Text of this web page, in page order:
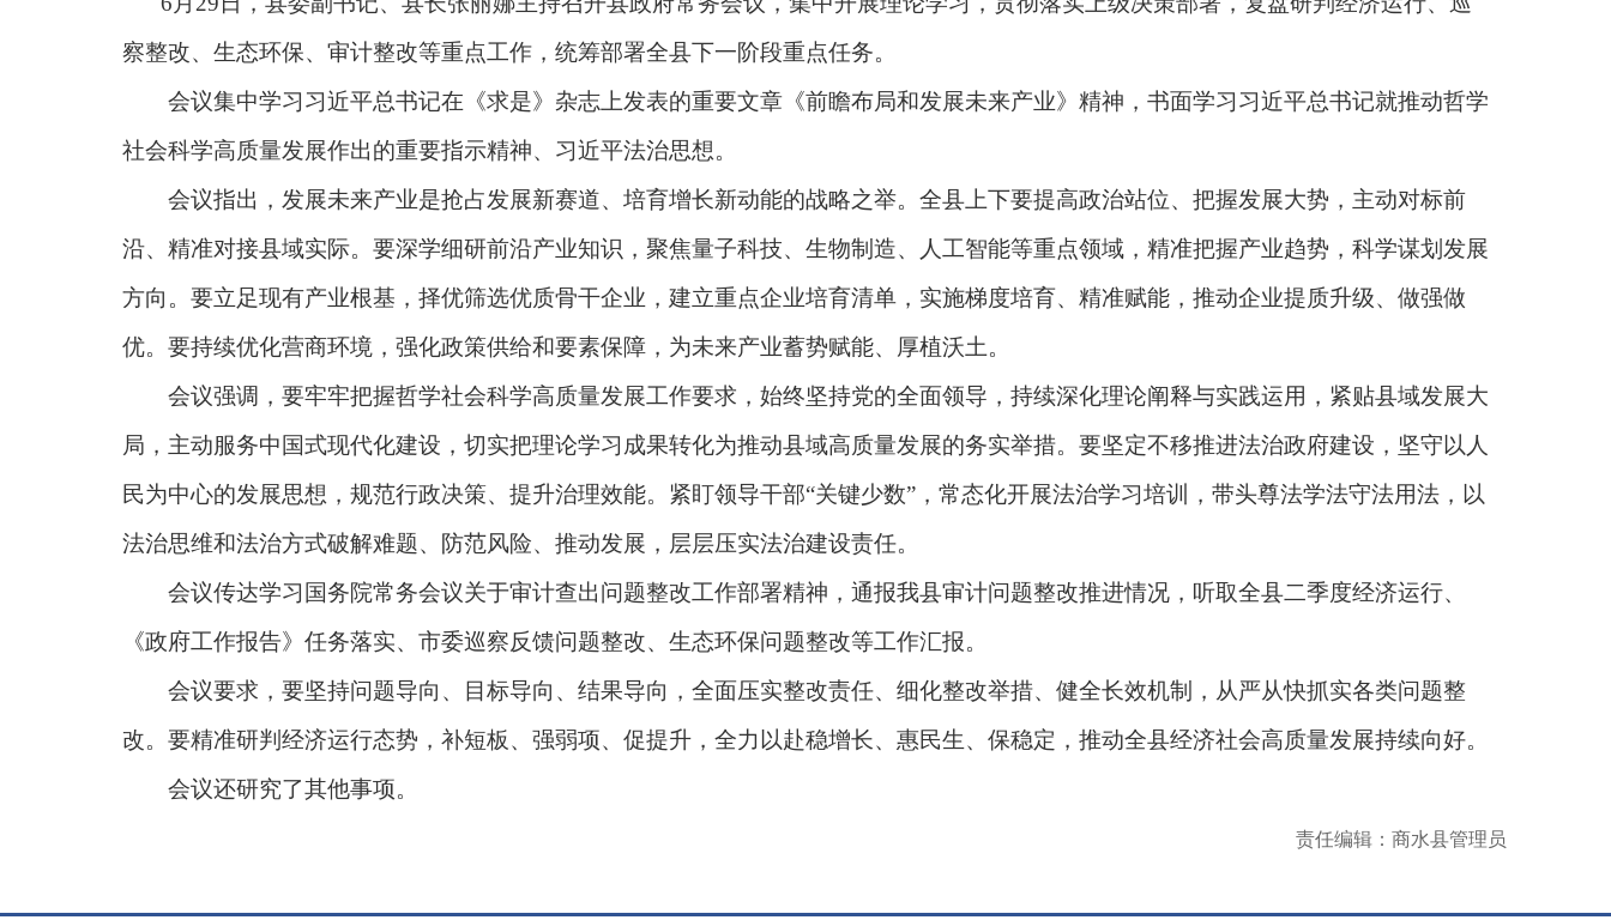
察整改、生态环保、审计整改等重点工作，统筹部署全县下一阶段重点任务。
会议集中学习习近平总书记在《求是》杂志上发表的重要文章《前瞻布局和发展未来产业》精神，书面学习习近平总书记就推动哲学
社会科学高质量发展作出的重要指示精神、习近平法治思想。
会议指出，发展未来产业是抢占发展新赛道、培育增长新动能的战略之举。全县上下要提高政治站位、把握发展大势，主动对标前
沿、精准对接县域实际。要深学细研前沿产业知识，聚焦量子科技、生物制造、人工智能等重点领域，精准把握产业趋势，科学谋划发展
方向。要立足现有产业根基，择优筛选优质骨干企业，建立重点企业培育清单，实施梯度培育、精准赋能，推动企业提质升级、做强做
优。要持续优化营商环境，强化政策供给和要素保障，为未来产业蓄势赋能、厚植沃土。
会议强调，要牢牢把握哲学社会科学高质量发展工作要求，始终坚持党的全面领导，持续深化理论阐释与实践运用，紧贴县域发展大
局，主动服务中国式现代化建设，切实把理论学习成果转化为推动县域高质量发展的务实举措。要坚定不移推进法治政府建设，坚守以人
民为中心的发展思想，规范行政决策、提升治理效能。紧盯领导干部“关键少数”，常态化开展法治学习培训，带头尊法学法守法用法，以
法治思维和法治方式破解难题、防范风险、推动发展，层层压实法治建设责任。
会议传达学习国务院常务会议关于审计查出问题整改工作部署精神，通报我县审计问题整改推进情况，听取全县二季度经济运行、
《政府工作报告》任务落实、市委巡察反馈问题整改、生态环保问题整改等工作汇报。
会议要求，要坚持问题导向、目标导向、结果导向，全面压实整改责任、细化整改举措、健全长效机制，从严从快抓实各类问题整
改。要精准研判经济运行态势，补短板、强弱项、促提升，全力以赴稳增长、惠民生、保稳定，推动全县经济社会高质量发展持续向好。
会议还研究了其他事项。
责任编辑：商水县管理员